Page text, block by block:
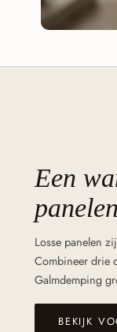
Een
panelen
Losse panelen
Combineer drie
Galmdemping
BEKIJK